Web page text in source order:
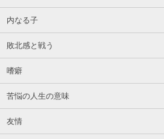
内なる子
敗北感と戦う
嗜癖
苦悩の人生の意味
友情